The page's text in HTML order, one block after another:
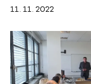
11. 11. 2022